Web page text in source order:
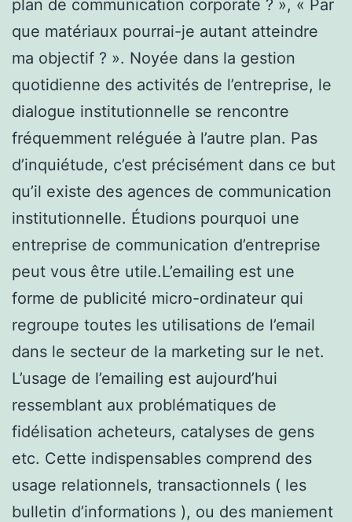
plan de communication corporate ? », « Par
que matériaux pourrai-je autant atteindre
ma objectif ? ». Noyée dans la gestion
quotidienne des activités de l’entreprise, le
dialogue institutionnelle se rencontre
fréquemment reléguée à l’autre plan. Pas
d’inquiétude, c’est précisément dans ce but
qu’il existe des agences de communication
institutionnelle. Étudions pourquoi une
entreprise de communication d’entreprise
peut vous être utile.L’emailing est une
forme de publicité micro-ordinateur qui
regroupe toutes les utilisations de l’email
dans le secteur de la marketing sur le net.
L’usage de l’emailing est aujourd’hui
ressemblant aux problématiques de
fidélisation acheteurs, catalyses de gens
etc. Cette indispensables comprend des
usage relationnels, transactionnels ( les
bulletin d’informations ), ou des maniement